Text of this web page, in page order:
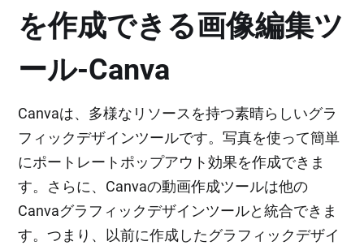
を作成できる画像編集ツ
ール‐Canva
Canvaは、多様なリソースを持つ素晴らしいグラ
フィックデザインツールです。写真を使って簡単
にポートレートポップアウト効果を作成できま
す。さらに、Canvaの動画作成ツールは他の
Canvaグラフィックデザインツールと統合できま
す。つまり、以前に作成したグラフィックデザイ